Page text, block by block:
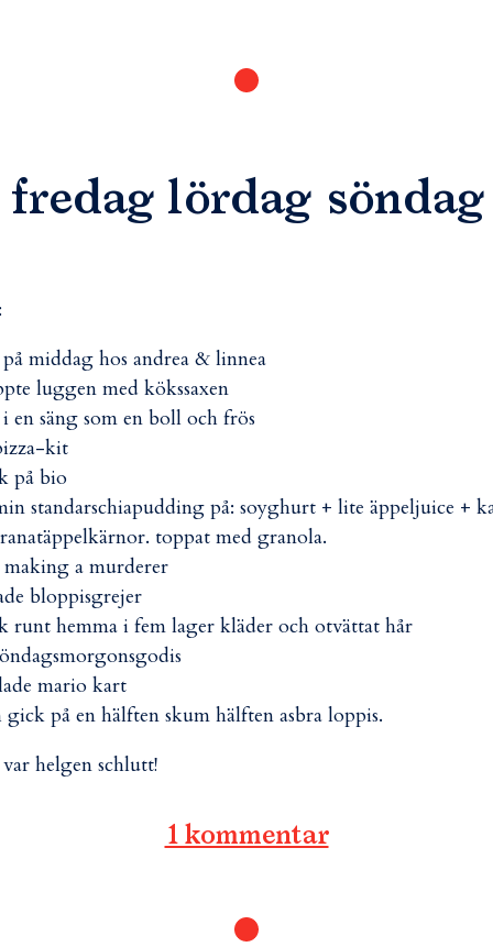
fredag lördag söndag
middag hos andrea & linnea
luggen med kökssaxen
en säng som en boll och frös
kit
på bio
standarschiapudding på: soyghurt + lite äppeljuice +
toppat med granola.
making a murderer
bloppisgrejer
runt hemma i fem lager kläder och otvättat hår
mario kart
gick på en hälften skum hälften asbra loppis.
var helgen schlutt!
1 kommentar